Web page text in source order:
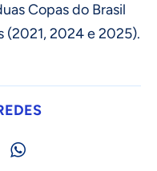
Copas do Brasil
(2021, 2024 e 2025).